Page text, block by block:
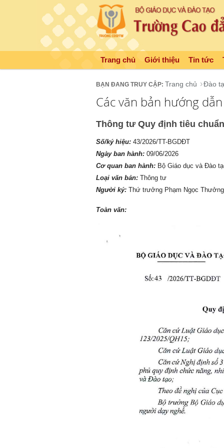
Trang chủ Giới thiệu Tin tức
Trang chủ Đào
Các văn bản hướng dẫn
Thông tư Quy định tiêu
Số/ký hiệu: 43/2026/TT-BGDĐT
Ngày ban hành: 09/06/2026
Cơ quan ban hành: Bộ Giáo dục và Đào
Loại văn bản: Thông tư
Người ký: Thứ trưởng Phạm Ngọc Thưởng